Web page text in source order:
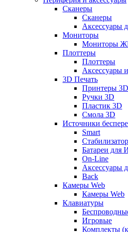
Сканеры
Сканеры
Аксессуары
Мониторы
Мониторы
Плоттеры
Плоттеры
Аксессуары
3D Печать
Принтеры 3D
Ручки 3D
Пластик 3D
Смола 3D
Источники
Smart
Батареи для
On-Line
Аксессуары
Back
Камеры Web
Камеры Web
Клавиатуры
Игровые
Комплекты